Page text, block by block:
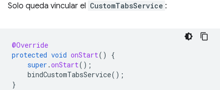
Solo queda vincular el CustomTabsService :
@Override
protected void onStart()
{
super .onStart();
bindCustomTabsService();
}